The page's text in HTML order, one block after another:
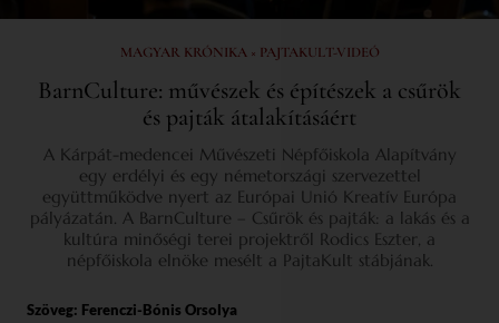
MAGYAR KRÓNIKA × PAJTAKULT-VIDEÓ
BarnCulture: művészek és építészek a csűrök
és pajták átalakításáért
A Kárpát-medencei Művészeti Népfőiskola Alapítvány
egy erdélyi és egy németországi szervezettel
együttműködve nyert az Európai Unió Kreatív Európa
pályázatán. A BarnCulture – Csűrök és pajták: a lakás és a
kultúra minőségi terei projektről Rodics Eszter, a
népfőiskola elnöke mesélt a PajtaKult stábjának.
Szöveg: Ferenczi-Bónis Orsolya